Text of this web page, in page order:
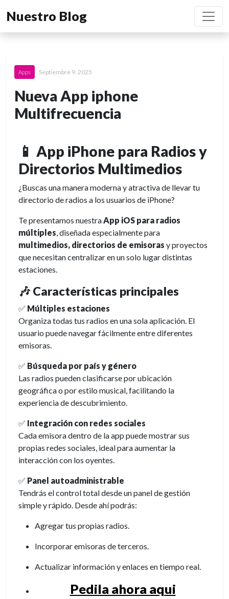
Nuestro Blog
Apps Septiembre 9, 2025
Nueva App iphone
Multifrecuencia
📱 App iPhone para Radios y
Directorios Multimedios
¿Buscas una manera moderna y atractiva de llevar tu
directorio de radios a los usuarios de iPhone?
Te presentamos nuestraApp iOS para radios
múltiples, diseñada especialmente para
multimedios, directorios de emisoras y proyectos
que necesitan centralizar en un solo lugar distintas
estaciones.
🎶 Características principales
✅ Múltiples estaciones
Organiza todas tus radios en una sola aplicación. El
usuario puede navegar fácilmente entre diferentes
emisoras.
✅ Búsqueda por país y género
Las radios pueden clasificarse por ubicación
geográfica o por estilo musical, facilitando la
experiencia de descubrimiento.
✅ Integración con redes sociales
Cada emisora dentro de la app puede mostrar sus
propias redes sociales, ideal para aumentar la
interacción con los oyentes.
✅ Panel autoadministrable
Tendrás el control total desde un panel de gestión
simple y rápido. Desde ahí podrás:
Agregar tus propias radios.
Incorporar emisoras de terceros.
Actualizar información y enlaces en tiempo real.
Pedila ahora aqui